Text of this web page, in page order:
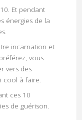
Et pendant
énergies de la
incarnation et
vous
vers des
cool à faire.
ces 10
de guérison.